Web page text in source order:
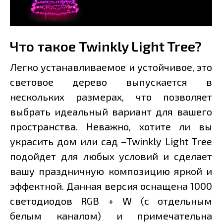
Что такое Twinkly Light Tree?
Легко устанавливаемое и устойчивое, это
световое дерево выпускается в
нескольких размерах, что позволяет
выбрать идеальный вариант для вашего
пространства. Неважно, хотите ли вы
украсить дом или сад –Twinkly Light Tree
подойдет для любых условий и сделает
вашу праздничную композицию яркой и
эффектной. Данная версия оснащена 1000
светодиодов RGB + W (с отдельным
белым каналом) и примечательна